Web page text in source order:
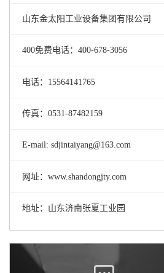
山东金太阳工业设备集团有限公司
400免费电话：400-678-3056
电话：15564141765
传真：0531-87482159
E-mail: sdjintaiyang@163.com
网址：www.shandongjty.com
地址：山东济南张夏工业园